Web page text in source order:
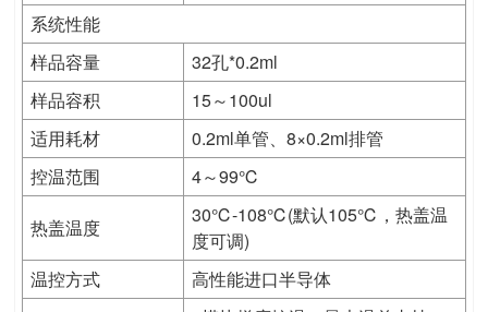
系统性能
样品容量
32孔*0.2ml
样品容积
15～100ul
适用耗材
0.2ml单管、8×0.2ml排管
控温范围
4～99℃
热盖温度
30℃-108℃(默认105℃，热盖温
度可调)
温控方式
高性能进口半导体